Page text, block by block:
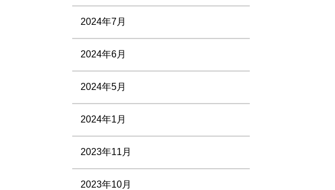
2024年7月
2024年6月
2024年5月
2024年1月
2023年11月
2023年10月